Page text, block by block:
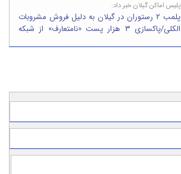
پلیس اماکن گیلان خبر داد:
پلمب ۲ رستوران در گیلان به دلیل فروش مشروبات
الکلی/پاکسازی ۳ هزار پست «نامتعارف» از شبکه